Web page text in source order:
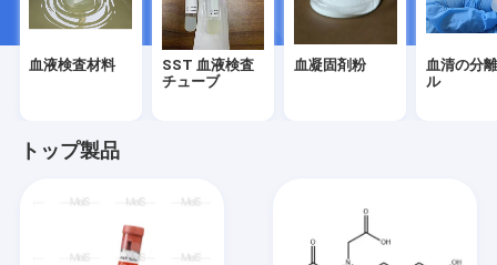
血液検査材料
SST 血液検査
チューブ
血凝固剤粉
血清の分
ル
トップ製品